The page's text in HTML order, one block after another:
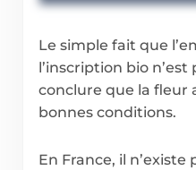
Le simple fait que
l’inscription bio
conclure que la fleur
bonnes conditions.
En France, il